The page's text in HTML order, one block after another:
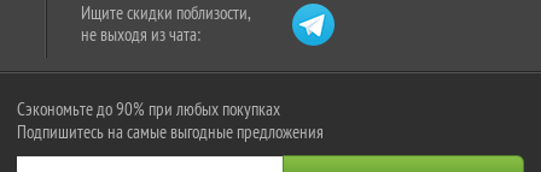
Ищите скидки поблизости,
не выходя из чата:
Сэкономьте до 90% при любых покупках
Подпишитесь на самые выгодные предложения